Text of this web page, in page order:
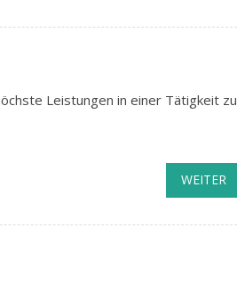
Leistungen in einer Tätigkeit zu
WEITER